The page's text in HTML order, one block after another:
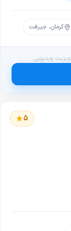
کرمان، جیرفت
ویزیت ویدیویی
5